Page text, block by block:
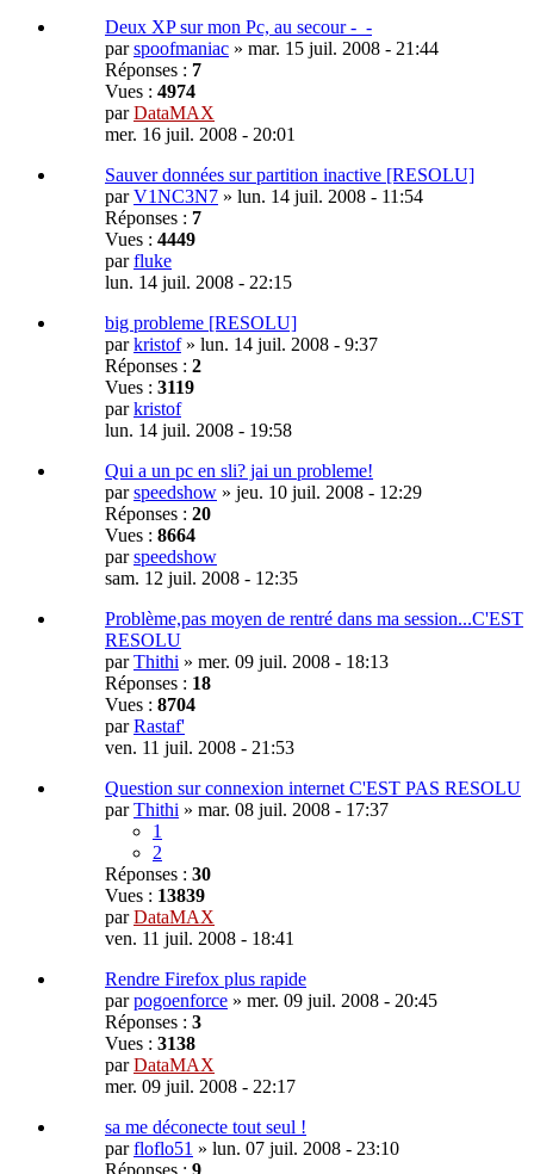
Deux XP sur mon Pc, au secour -_-
parspoofmaniac » mar. 15 juil. 2008 - 21:44
Réponses : 7
Vues : 4974
parDataMAX
mer. 16 juil. 2008 - 20:01
Sauver données sur partition inactive [RESOLU]
parV1NC3N7 » lun. 14 juil. 2008 - 11:54
Réponses : 7
Vues : 4449
parfluke
lun. 14 juil. 2008 - 22:15
big probleme [RESOLU]
parkristof» lun. 14 juil. 2008 - 9:37
Réponses : 2
Vues : 3119
parkristof
lun. 14 juil. 2008 - 19:58
Qui a un pc en sli? jai un probleme!
parspeedshow » jeu. 10 juil. 2008 - 12:29
Réponses : 20
Vues : 8664
parspeedshow
sam. 12 juil. 2008 - 12:35
Problème,pas moyen de rentré dans ma session...C'EST
RESOLU
parThithi » mer. 09 juil. 2008 - 18:13
Réponses : 18
Vues : 8704
parRastaf'
ven. 11 juil. 2008 - 21:53
Question sur connexion internet C'EST PAS RESOLU
parThithi » mar. 08 juil. 2008 - 17:37
1
2
Réponses : 30
Vues : 13839
parDataMAX
ven. 11 juil. 2008 - 18:41
Rendre Firefox plus rapide
parpogoenforce » mer. 09 juil. 2008 - 20:45
Réponses : 3
Vues : 3138
parDataMAX
mer. 09 juil. 2008 - 22:17
sa me déconecte tout seul !
parfloflo51 » lun. 07 juil. 2008 - 23:10